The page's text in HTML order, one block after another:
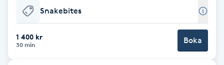
Fransfärgning
Fransförlängning
Fransförlängning Megavolym
Snakebites
1 400 kr
30 min Boka